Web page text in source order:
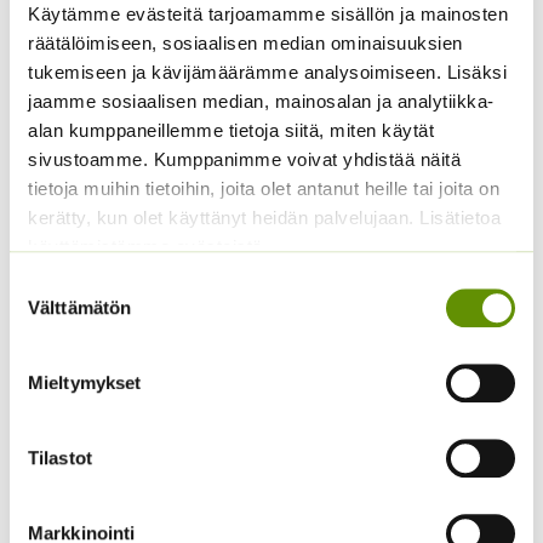
Käytämme evästeitä tarjoamamme sisällön ja mainosten
räätälöimiseen, sosiaalisen median ominaisuuksien
tukemiseen ja kävijämäärämme analysoimiseen. Lisäksi
jaamme sosiaalisen median, mainosalan ja analytiikka-
alan kumppaneillemme tietoja siitä, miten käytät
sivustoamme. Kumppanimme voivat yhdistää näitä
tietoja muihin tietoihin, joita olet antanut heille tai joita on
kerätty, kun olet käyttänyt heidän palvelujaan. Lisätietoa
käyttämistämme evästeistä
valinta
Välttämätön
Mieltymykset
Tilastot
Markkinointi
Kurpitsa Tom Fox (noin
10 s.)
4,50€ Sisältää arvonlisäveron
Tomaatti Goldene
Königin annos, 1 g, tai 5
g.
ALE!
2,49€ – 16,90€Hintaluokka:
2,49 €
-
16,90 €
Sisältää
arvonlisäveron
Punajuuri Pablo F1